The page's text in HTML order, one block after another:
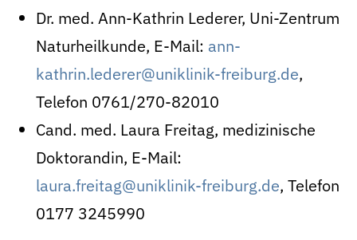
Dr. med. Ann-Kathrin Lederer, Uni-Zentrum
Naturheilkunde, E-Mail: ann-
kathrin.lederer@uniklinik-freiburg.de,
Telefon 0761/270-82010
Cand. med. Laura Freitag, medizinische
Doktorandin, E-Mail:
laura.freitag@uniklinik-freiburg.de, Telefon
0177 3245990